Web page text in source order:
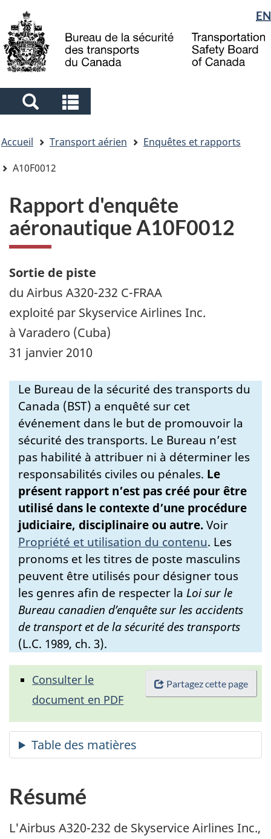
to
main
to
"About
government"
à
la
Sélection
de
la
langue
EN
Search
and
menus
and
menus
êtes
ici
Accueil Transport aérien
Enquêtes et rapports
A10F0012
Rapport d'enquête
aéronautique A10F0012
Sortie de piste
du Airbus A320-232 C-FRAA
exploité par Skyservice Airlines Inc.
à Varadero (Cuba)
31 janvier 2010
Le Bureau de la sécurité des transports du
Canada (BST) a enquêté sur cet
événement dans le but de promouvoir la
sécurité des transports. Le Bureau n’est
pas habilité à attribuer ni à déterminer les
responsabilités civiles ou pénales. Le
présent rapport n’est pas créé pour être
utilisé dans le contexte d’une procédure
judiciaire, disciplinaire ou autre.Voir
Propriété et utilisation du contenu. Les
pronoms et les titres de poste masculins
peuvent être utilisés pour désigner tous
les genres afin de respecter la Loi sur le
Bureau canadien d’enquête sur les accidents
de transport et de la sécurité des transports
(L.C. 1989, ch. 3).
Partagez cette page
Consulter le
document en PDF
Résumé
L'Airbus A320-232 de Skyservice Airlines Inc.,